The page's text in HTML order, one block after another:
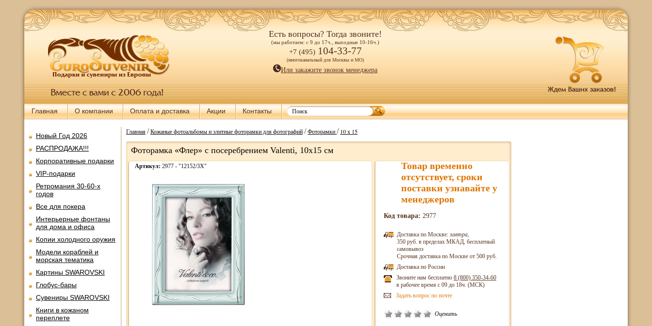
Есть вопросы? Тогда звоните!
(мы работаем: с 9 до 17ч., выходные 10-16ч.)
+7 (495) 104-33-77
(многоканальный для Москвы и МО)
Или закажите звонок менеджера
Главная О компании Оплата и доставка Акции Контакты
Новый Год 2026
РАСПРОДАЖА!!!
Корпоративные подарки
VIP-подарки
Ретромания 30-60-х
годов
Все для покера
Интерьерные фонтаны
для дома и офиса
Копии холодного оружия
Модели кораблей и
морская тематика
Картины SWAROVSKI
Глобус-бары
Сувениры SWAROVSKI
Книги в кожаном
переплете
Главная/Кожаные фотоальбомы и элитные фоторамки для фотографий/Фоторамки/ 10 х 15
Фоторамка «Флер» с посеребрением Valenti, 10х15 см
Артикул: 2977 - "12152/3X"
Товар временно
отсутствует, сроки
поставки узнавайте у
менеджеров
Код товара: 2977
Доставка по Москве: завтра,
350 руб. в пределах МКАД, бесплатный
самовывоз
Срочная доставка по Москве от 500 руб.
Доставка по России
Звоните нам бесплатно 8 (800) 350-34-60
в рабочее время с 09 до 18ч. (МСК)
Задать вопрос по почте
Оценить